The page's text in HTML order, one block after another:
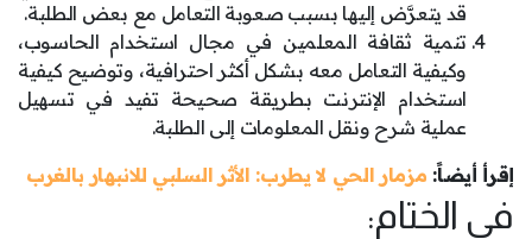
قد يتعرَّض إليها بسبب صعوبة التعامل مع بعض الطلبة.
تنمية ثقافة المعلمين في مجال استخدام الحاسوب،
وكيفية التعامل معه بشكل أكثر احترافية، وتوضيح كيفية
استخدام الإنترنت بطريقة صحيحة تفيد في تسهيل
عملية شرح ونقل المعلومات إلى الطلبة.
إقرأ أيضاً: مزمار الحي لا يطرب: الأثر السلبي للانبهار بالغرب
في الختام: